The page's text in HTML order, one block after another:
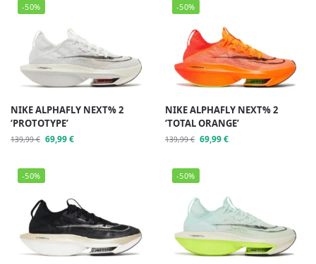
-50%
NIKE ALPHAFLY NEXT% 2
‘PROTOTYPE’
139,99€ 69,99€
-50%
NIKE ALPHAFLY NEXT% 2
‘TOTAL ORANGE’
139,99€ 69,99€
-50% -50%